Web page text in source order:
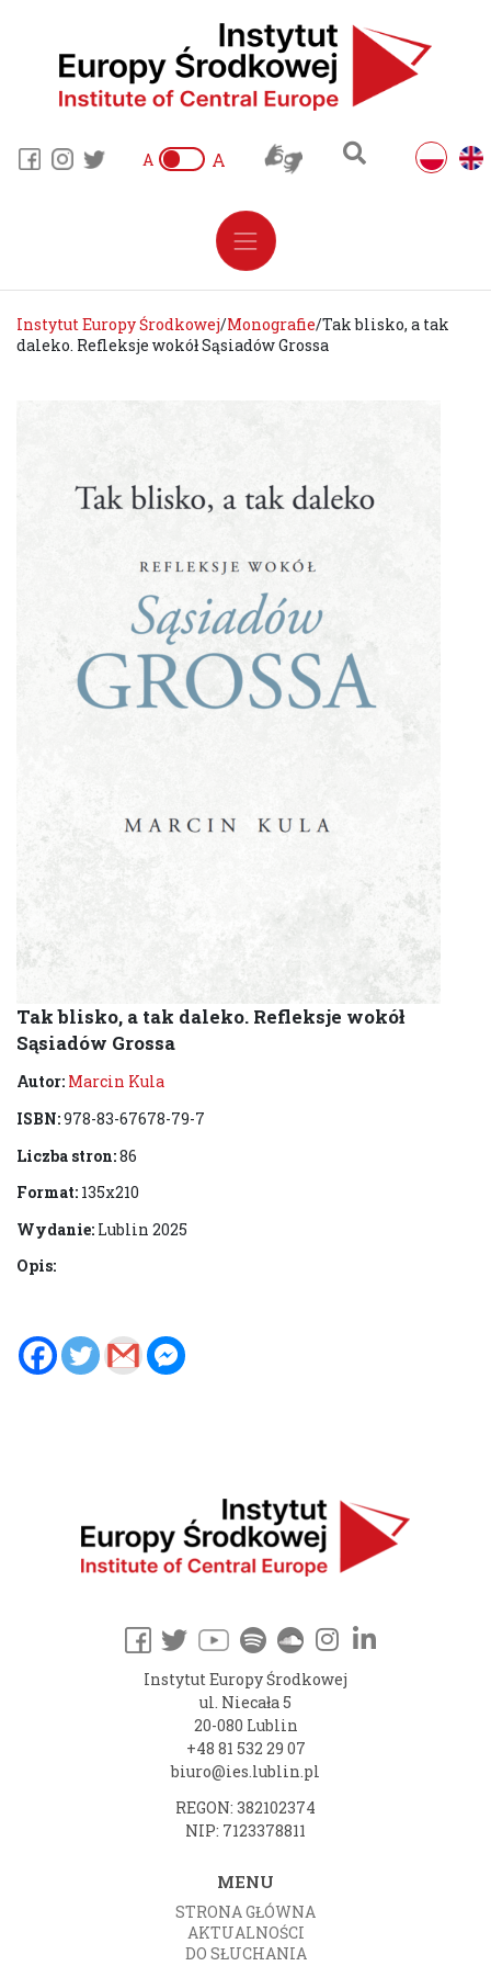
A A
Instytut Europy Środkowej/Monografie/Tak blisko, a tak
daleko. Refleksje wokół Sąsiadów Grossa
Tak blisko, a tak daleko. Refleksje wokół
Sąsiadów Grossa
Autor: Marcin Kula
ISBN:978-83-67678-79-7
Liczba stron:86
Format: 135x210
Wydanie: Lublin 2025
Opis:
Instytut Europy Środkowej
ul. Niecała 5
20-080 Lublin
+48 81 532 29 07
biuro@ies.lublin.pl
REGON: 382102374
NIP: 7123378811
MENU
STRONA GŁÓWNA
AKTUALNOŚCI
DO SŁUCHANIA